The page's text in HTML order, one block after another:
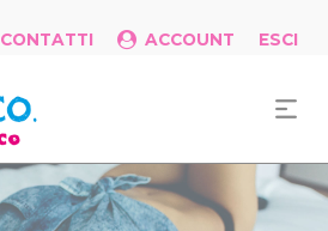
CONTATTI ACCOUNT ESCI